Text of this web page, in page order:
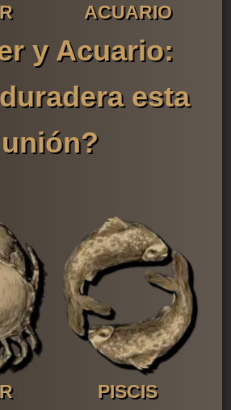
ACUARIO
y Acuario:
esta
unión?
PISCIS